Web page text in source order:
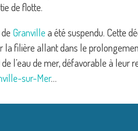
de flotte.
Granvillea été suspendu. Cette
la filière allant dans le
l’eau de mer, défavorable à leur
sur-Mer…